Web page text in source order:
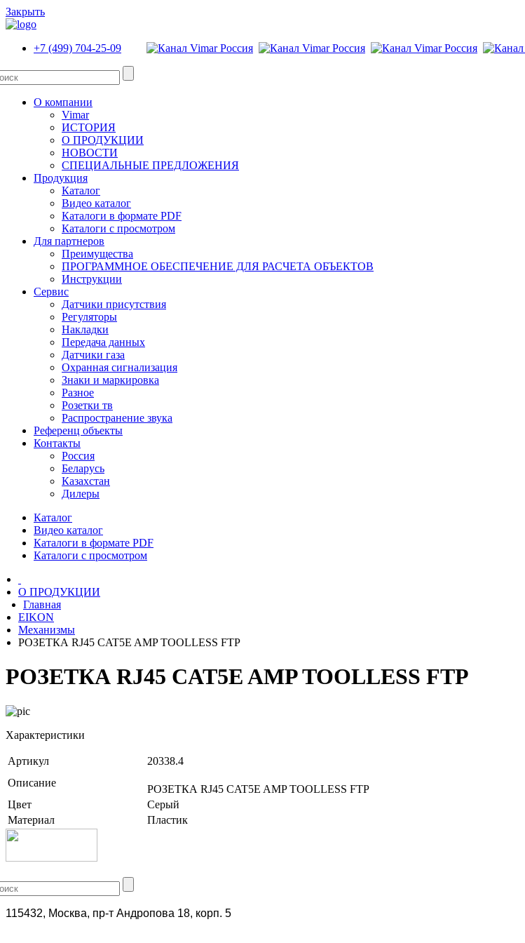
Закрыть
+7 (499) 704-25-09
О компании
Vimar
ИСТОРИЯ
О ПРОДУКЦИИ
НОВОСТИ
СПЕЦИАЛЬНЫЕ ПРЕДЛОЖЕНИЯ
Продукция
Каталог
Видео каталог
Каталоги в формате PDF
Каталоги с просмотром
Для партнеров
Преимущества
ПРОГРАММНОЕ ОБЕСПЕЧЕНИЕ ДЛЯ РАСЧЕТА ОБЪЕКТОВ
Инструкции
Сервис
Датчики присутствия
Регуляторы
Накладки
Передача данных
Датчики газа
Охранная сигнализация
Знаки и маркировка
Разное
Розетки тв
Распространение звука
Референц объекты
Контакты
Россия
Беларусь
Казахстан
Дилеры
Каталог
Видео каталог
Каталоги в формате PDF
Каталоги с просмотром
О ПРОДУКЦИИ
Главная
EIKON
Механизмы
РОЗЕТКА RJ45 CAT5E AMP TOOLLESS FTP
РОЗЕТКА RJ45 CAT5E AMP TOOLLESS FTP
Характеристики
Артикул
20338.4
Описание
РОЗЕТКА RJ45 CAT5E AMP TOOLLESS FTP
Цвет
Серый
Материал
Пластик
115432, Москва, пр-т Андропова 18, корп. 5